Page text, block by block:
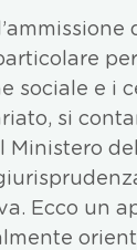
sociale e i
si
Ministero
Ecco un